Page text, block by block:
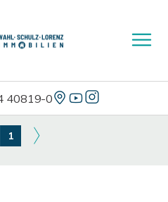
40819-0
1